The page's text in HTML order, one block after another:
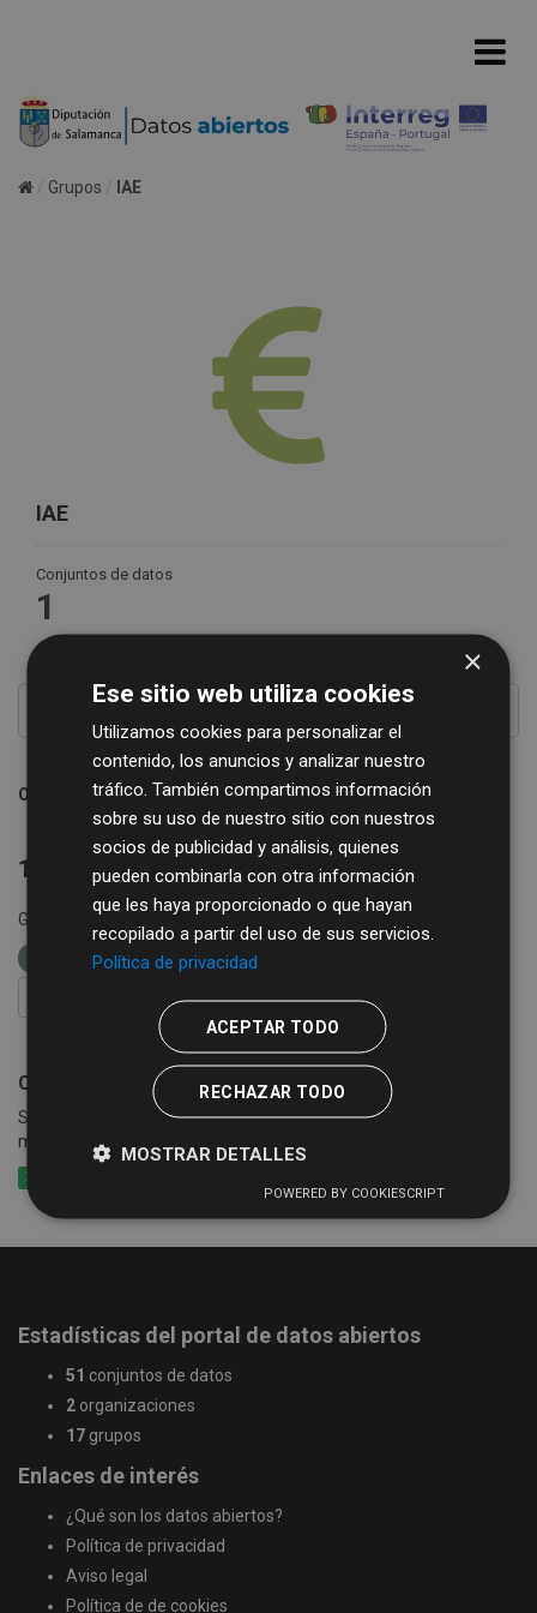
Grupos IAE
IAE
Conjuntos de datos
1
Ordenar por
1 conjunto de datos encontrado
Grupos: IAE Formatos:
etiquetas:
impuestos
REGTSA
FILTRAR RESULTADOS
Censo empresarial de actividades económicas
Suma de las cuotas tributarias del impuesto por epígrafes y
municipios
XLSX
Estadísticas del portal de datos abiertos
51 conjuntos de datos
2 organizaciones
17 grupos
Enlaces de interés
¿Qué son los datos abiertos?
Política de privacidad
Aviso legal
Política de de cookies
×
Ese sitio web utiliza cookies
Utilizamos cookies para personalizar el
contenido, los anuncios y analizar nuestro
tráfico. También compartimos información
sobre su uso de nuestro sitio con nuestros
socios de publicidad y análisis, quienes
pueden combinarla con otra información
que les haya proporcionado o que hayan
recopilado a partir del uso de sus servicios.
Política de privacidad
ACEPTAR TODO
RECHAZAR TODO
MOSTRAR DETALLES
POWERED BY COOKIESCRIPT